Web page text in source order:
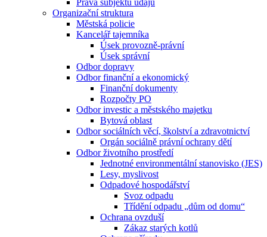
Práva subjektu údajů
Organizační struktura
Městská policie
Kancelář tajemníka
Úsek provozně-právní
Úsek správní
Odbor dopravy
Odbor finanční a ekonomický
Finanční dokumenty
Rozpočty PO
Odbor investic a městského majetku
Bytová oblast
Odbor sociálních věcí, školství a zdravotnictví
Orgán sociálně právní ochrany dětí
Odbor životního prostředí
Jednotné environmentální stanovisko (JES)
Lesy, myslivost
Odpadové hospodářství
Svoz odpadu
Třídění odpadu „dům od domu“
Ochrana ovzduší
Zákaz starých kotlů